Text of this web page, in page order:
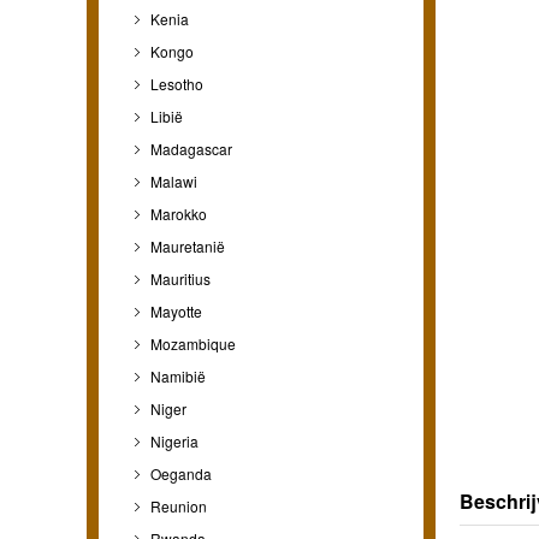
Kenia
Kongo
Lesotho
Libië
Madagascar
Malawi
Marokko
Mauretanië
Mauritius
Mayotte
Mozambique
Namibië
Niger
Nigeria
Oeganda
Reunion